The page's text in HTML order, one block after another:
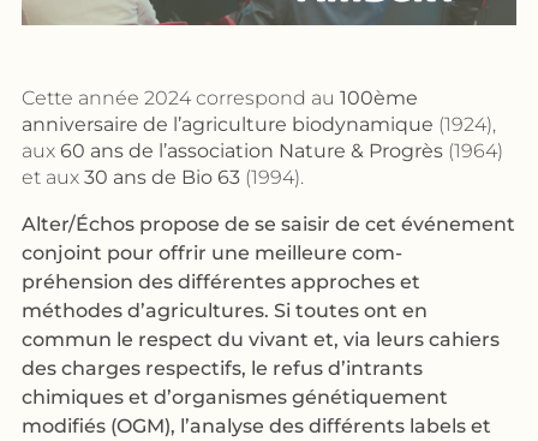
Cette année 2024 correspond au 100ème
anniversaire de l’agriculture biodynamique (1924),
aux 60 ans de l’association Nature & Progrès(1964)
et aux 30 ans de Bio 63(1994).
Alter/Échos propose de se saisir de cet événement
conjoint pour offrir une meilleure com-
préhension des différentes approches et
méthodes d’agricultures. Si toutes ont en
commun le respect du vivant et, via leurs cahiers
des charges respectifs, le refus d’intrants
chimiques et d’organismes génétiquement
modifiés (OGM), l’analyse des différents labels et